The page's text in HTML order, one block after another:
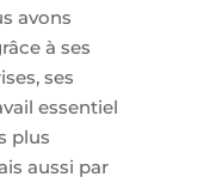
avons
à ses
ses
essentiel
plus
aussi par